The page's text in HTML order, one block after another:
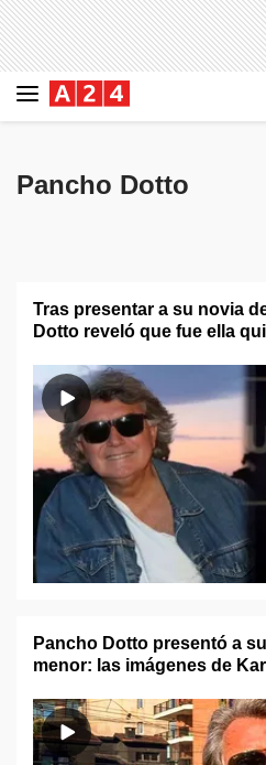
Pancho Dotto
Tras presentar a su novia
Dotto reveló que fue ella
Pancho Dotto presentó a
menor: las imágenes de